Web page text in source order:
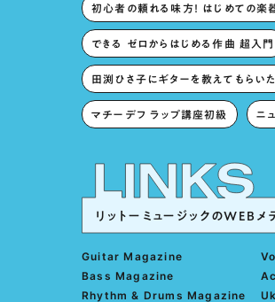
初心者の頼れる味方！ はじめての楽
できる ゼロからはじめる作曲 超入門
田渕ひさ子にギターを教えてもらいた
マチーデフ ラップ講座初級 ニ
リットーミュージックのWEBメ
Guitar Magazine
Bass Magazine
Rhythm & Drums Magazine